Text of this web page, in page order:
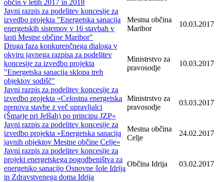
občin v letih 2017 in 2018
Javni razpis za podelitev koncesije za
izvedbo projekta "Energetska sanacija
energetskih sistemov v 16 stavbah v
lasti Mestne občine Maribor"
Mestna občina
Maribor
10.03.2017
Druga faza konkurenčnega dialoga v
okviru javnega razpisa za podelitev
koncesije za izvedbo projekta
"Energetska sanacija sklopa treh
objektov sodišč"
Ministrstvo za
pravosodje
10.03.2017
Javni razpis za podelitev koncesije za
izvedbo projekta »Celostna energetska
prenova stavbe z več upravljalci
(Šmarje pri Jelšah) po principu JZP«
Ministrstvo za
pravosodje
03.03.2017
Javni razpis za podelitev koncesije za
izvedbo projekta »Energetska sanacija
javnih objektov Mestne občine Celje«
Mestna občina
Celje
24.02.2017
Javni razpis za podelitev koncesije za
projekt energetskega pogodbeništva za
energetsko sanacijo Osnovne šole Idrija
in Zdravstvenega doma Idrija
Občina Idrija 03.02.2017